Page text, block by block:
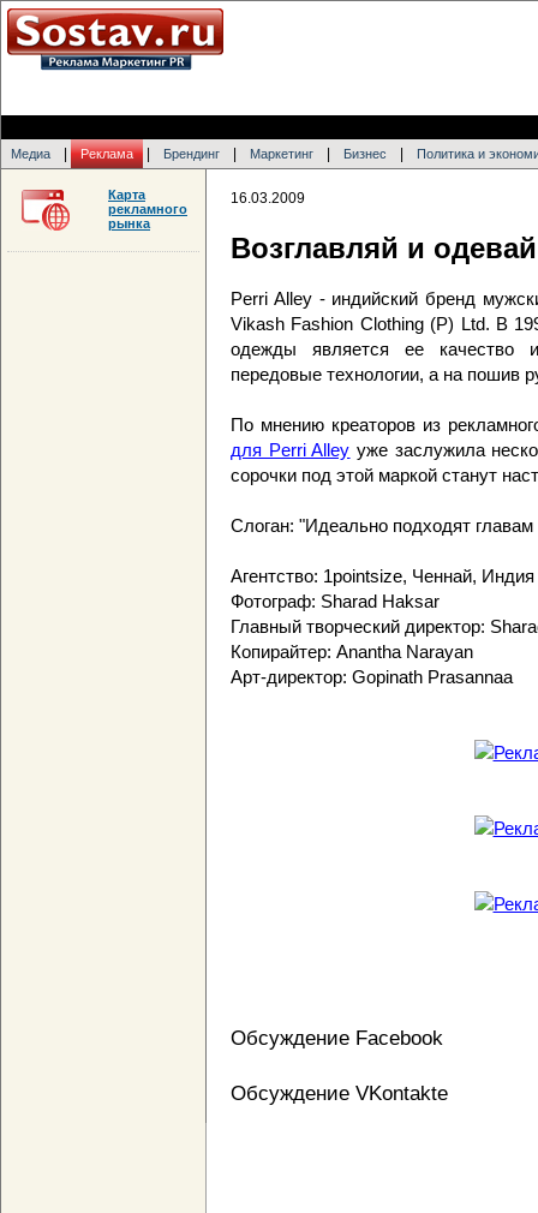
Медиа Реклама Брендинг Маркетинг Бизнес Политика и
16.03.2009
Возглавляй и
Perri Alley - индийский бренд
Vikash Fashion Clothing (P) Ltd. В
одежды является ее качество
передовые технологии, а на пошив
По мнению креаторов из
для Perri Alley уже заслужила
сорочки под этой маркой станут
Слоган: "Идеально подходят главам
Агентство: 1pointsize, Ченнай, Индия
Фотограф: Sharad Haksar
Главный творческий директор:
Копирайтер: Anantha Narayan
Арт-директор: Gopinath Prasannaa
Обсуждение Facebook
Обсуждение VKontakte
Карта
рекламного
рынка